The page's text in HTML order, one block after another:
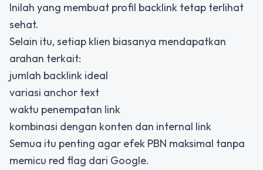
Inilah yang membuat profil backlink tetap terlihat
sehat.
Selain itu, setiap klien biasanya mendapatkan
arahan terkait:
jumlah backlink ideal
variasi anchor text
waktu penempatan link
kombinasi dengan konten dan internal link
Semua itu penting agar efek PBN maksimal tanpa
memicu red flag dari Google.